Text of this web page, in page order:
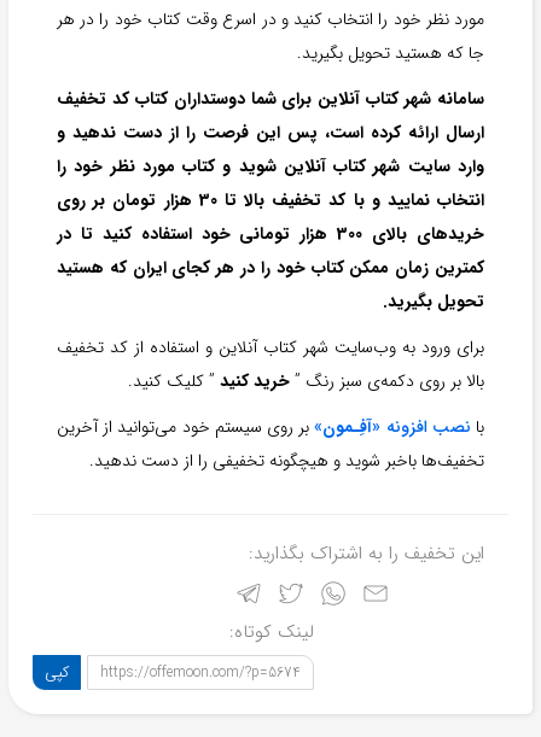
مورد نظر خود را انتخاب کنید و در اسرع وقت کتاب خود را در هر
جا که هستید تحویل بگیرید.
سامانه شهر کتاب آنلاین برای شما دوستداران کتاب کد تخفیف
ارسال ارائه کرده است، پس این فرصت را از دست ندهید و
وارد سایت شهر کتاب آنلاین شوید و کتاب مورد نظر خود را
انتخاب نمایید و با کد تخفیف بالا تا 30 هزار تومان بر روی
خریدهای بالای 300 هزار تومانی خود استفاده کنید تا در
کمترین زمان ممکن کتاب خود را در هر کجای ایران که هستید
تحویل بگیرید.
برای ورود به وب‌سایت شهر کتاب آنلاین و استفاده از کد تخفیف
بالا بر روی دکمه‌ی سبز رنگ ”خرید کنید ” کلیک کنید.
با نصب افزونه «آفِـمون»بر روی سیستم خود می‌توانید از آخرین
تخفیف‌ها باخبر شوید و هیچگونه تخفیفی را از دست ندهید.
این تخفیف را به اشتراک بگذارید:
لینک کوتاه:
https://offemoon.com/?p=5674 کپی